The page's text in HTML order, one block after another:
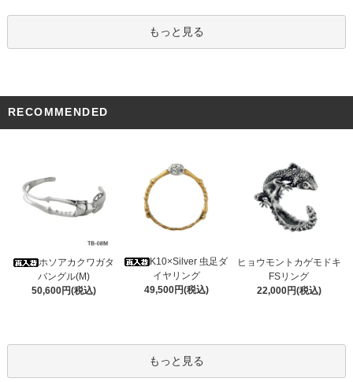
もっと見る
RECOMMENDED
ホソアカクワガタ
バングル(M)
50,600円(税込)
K10×Silver 虫足ダ
イヤリング
49,500円(税込)
ヒョウモントカゲモドキ
FSリング
22,000円(税込)
もっと見る